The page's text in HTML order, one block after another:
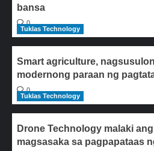
bansa
0
Tuklas Technology
Smart agriculture,
modernong paraan ng
0
Tuklas Technology
Drone Technology malaki
magsasaka sa pagpapataas